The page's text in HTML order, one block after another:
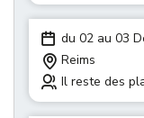
du 02 au 03
Reims
Il reste des